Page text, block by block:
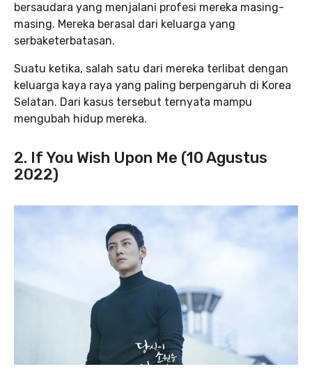
bersaudara yang menjalani profesi mereka masing-
masing. Mereka berasal dari keluarga yang
serbaketerbatasan.
Suatu ketika, salah satu dari mereka terlibat dengan
keluarga kaya raya yang paling berpengaruh di Korea
Selatan. Dari kasus tersebut ternyata mampu
mengubah hidup mereka.
2. If You Wish Upon Me (10 Agustus
2022)